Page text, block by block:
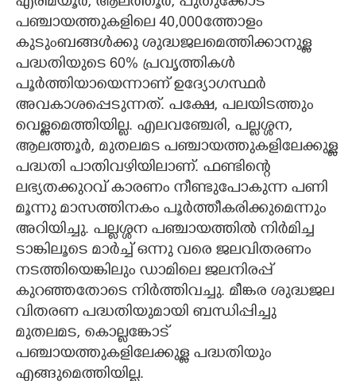
പഞ്ചായത്തുകളിലെ 40,000ത്തോളം
കുടുംബങ്ങൾക്കു ശുദ്ധജലമെത്തിക്കാനുള്ള
പദ്ധതിയുടെ 60% പ്രവൃത്തികൾ
പൂർത്തിയായെന്നാണ് ഉദ്യോഗസ്ഥർ
അവകാശപ്പെടുന്നത്. പക്ഷേ, പലയിടത്തും
വെള്ളമെത്തിയില്ല. എലവഞ്ചേരി, പല്ലശ്ശന,
ആലത്തൂർ, മുതലമട പഞ്ചായത്തുകളിലേക്കുള്ള
പദ്ധതി പാതിവഴിയിലാണ്. ഫണ്ടിന്റെ
ലഭ്യതക്കുറവ് കാരണം നീണ്ടുപോകുന്ന പണി
മൂന്നു മാസത്തിനകം പൂർത്തീകരിക്കുമെന്നും
അറിയിച്ചു. പല്ലശ്ശന പഞ്ചായത്തിൽ നിർമിച്ച
ടാങ്കിലൂടെ മാർച്ച് ഒന്നു വരെ ജലവിതരണം
നടത്തിയെങ്കിലും ഡാമിലെ ജലനിരപ്പ്
കുറഞ്ഞതോടെ നിർത്തിവച്ചു. മീങ്കര ശുദ്ധജല
വിതരണ പദ്ധതിയുമായി ബന്ധിപ്പിച്ചു
മുതലമട, കൊല്ലങ്കോട്
പഞ്ചായത്തുകളിലേക്കുള്ള പദ്ധതിയും
എങ്ങുമെത്തിയില്ല.